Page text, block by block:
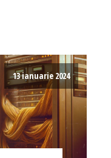
13 ianuarie 2024